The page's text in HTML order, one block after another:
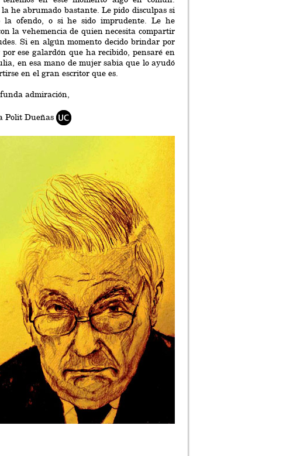
he abrumado bastante. Le pido disculpas si
la ofendo, o si he sido imprudente. Le he
la vehemencia de quien necesita compartir
Si en algún momento decido brindar por
ese galardón que ha recibido, pensaré en
en esa mano de mujer sabia que lo ayudó
en el gran escritor que es.
admiración,
Polit Dueñas